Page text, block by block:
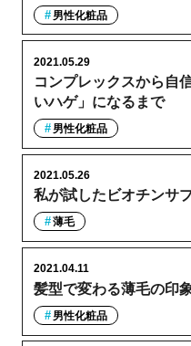
男性化粧品
コンプレックスから自
いハゲ」になるまで
2021.05.29
男性化粧品
私が試したビオチンサ
2021.05.26
薄毛
髪型で変わる薄毛の印
2021.04.11
男性化粧品